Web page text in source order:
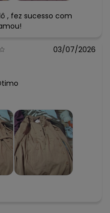
, fez sucesso com
03/07/2026